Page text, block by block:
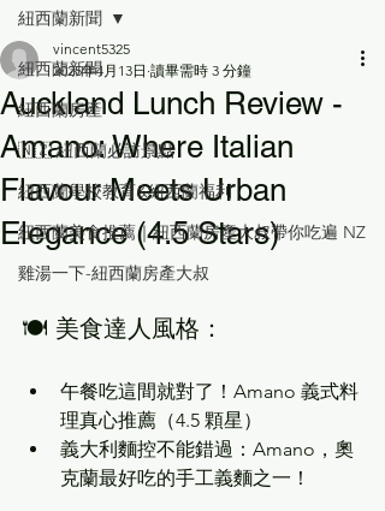
紐西蘭新聞
紐西蘭房產
🇳🇿 紐西蘭必訪景點
紐西蘭學校教育&紐西蘭福利
紐西蘭美食推薦｜紐西蘭房產大叔帶你吃遍 NZ
雞湯一下-紐西蘭房產大叔
紐西蘭新聞
Auckland Lunch Review -
Amano: Where Italian
Flavour Meets Urban
Elegance (4.5 Stars)
vincent5325
2025年4月13日 讀畢需時 3 分鐘
🍽️ 美食達人風格：
午餐吃這間就對了！Amano 義式料
理真心推薦（4.5 顆星）
義大利麵控不能錯過：Amano，奧
克蘭最好吃的手工義麵之一！